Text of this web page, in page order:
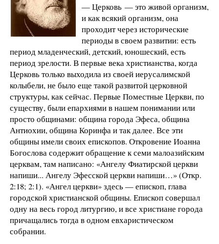
— Церковь — это живой организм,
и как всякий организм, она
проходит через исторические
периоды в своем развитии: есть
период младенческий, детский, юношеский, есть
период зрелости. В первые века христианства, когда
Церковь только выходила из своей иерусалимской
колыбели, не было еще такой развитой церковной
структуры, как сейчас. Первые Поместные Церкви, по
существу, были епархиями в нашем понимании или
просто общинами: община города Эфеса, община
Антиохии, община Коринфа и так далее. Все эти
общины имели своих епископов. Откровение Иоанна
Богослова содержит обращение к семи малоазийским
церквам, там написано: «Ангелу Фиатирской церкви
напиши... Ангелу Эфесской церкви напиши…» (Откр.
2:18; 2:1). «Ангел церкви» здесь — епископ, глава
городской христианской общины. Епископ совершал
одну на весь город литургию, и все христиане города
причащались тогда в одном евхаристическом
собрании.